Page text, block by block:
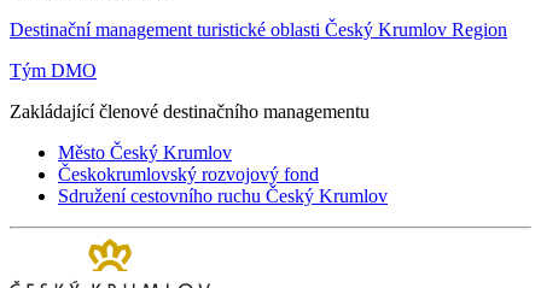
Destinační management turistické oblasti Český Krumlov Region
Tým DMO
Zakládající členové destinačního managementu
Město Český Krumlov
Českokrumlovský rozvojový fond
Sdružení cestovního ruchu Český Krumlov